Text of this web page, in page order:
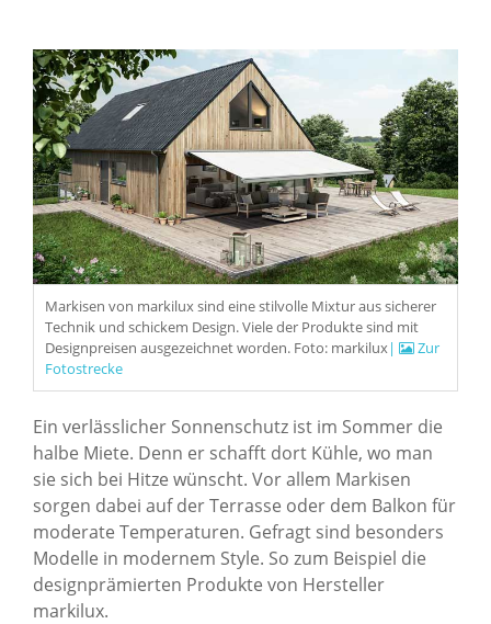
Markisen von markilux sind eine stilvolle Mixtur aus sicherer
Technik und schickem Design. Viele der Produkte sind mit
Designpreisen ausgezeichnet worden. Foto: markilux|
Zur
Fotostrecke
Ein verlässlicher Sonnenschutz ist im Sommer die
halbe Miete. Denn er schafft dort Kühle, wo man
sie sich bei Hitze wünscht. Vor allem Markisen
sorgen dabei auf der Terrasse oder dem Balkon für
moderate Temperaturen. Gefragt sind besonders
Modelle in modernem Style. So zum Beispiel die
designprämierten Produkte von Hersteller
markilux.